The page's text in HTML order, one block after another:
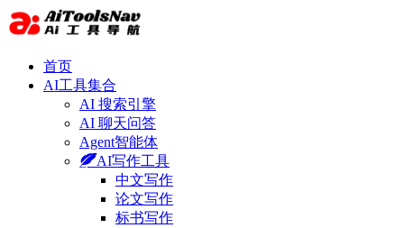
首页
AI工具集合
AI 搜索引擎
AI 聊天问答
Agent智能体
AI写作工具
中文写作
论文写作
标书写作